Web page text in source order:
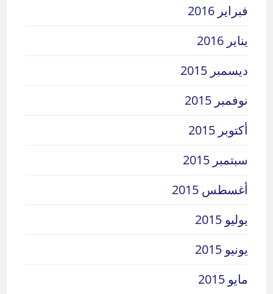
فبراير 2016
يناير 2016
ديسمبر 2015
نوفمبر 2015
أكتوبر 2015
سبتمبر 2015
أغسطس 2015
يوليو 2015
يونيو 2015
مايو 2015